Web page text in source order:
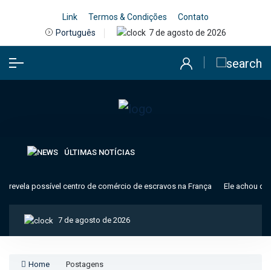
Link Termos & Condições
Contato
Português
7 de agosto de 2026
ÚLTIMAS NOTÍCIAS
possível centro de comércio de escravos na França Ele achou
7 de agosto de 2026
Home Postagens